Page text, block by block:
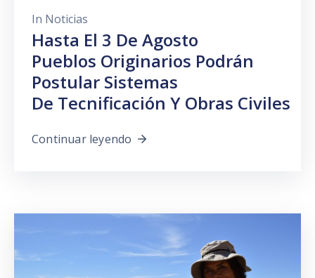
In Noticias
Hasta El 3 De Agosto
Pueblos Originarios Podrán
Postular Sistemas
De Tecnificación Y Obras Civiles
Continuar leyendo